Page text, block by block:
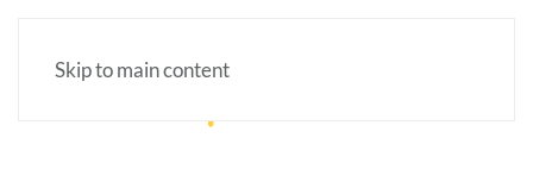
Skip to main content